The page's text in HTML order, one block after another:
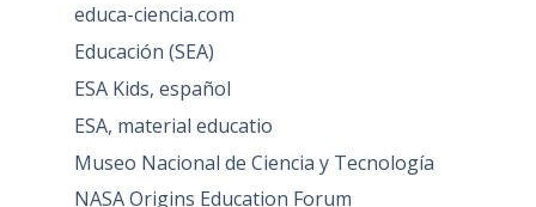
educa-ciencia.com
Educación (SEA)
ESA Kids, español
ESA, material educatio
Museo Nacional de Ciencia y Tecnología
NASA Origins Education Forum